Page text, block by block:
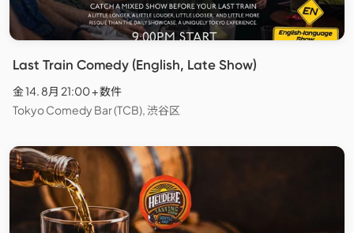
Last Train Comedy (English, Late Show)
金 14. 8月 21:00 + 数件
Tokyo Comedy Bar (TCB), 渋谷区